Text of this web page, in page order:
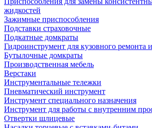
жидкостей
Зажимные приспособления
Подставки страховочные
Подкатные домкраты
Гидроинструмент для кузовного ремонта
Бутылочные домкраты
Производственная мебель
Верстаки
Инструментальные тележки
Пневматический инструмент
Инструмент специального назначения
Инструмент для работы с внутренним
Отвертки шлицевые